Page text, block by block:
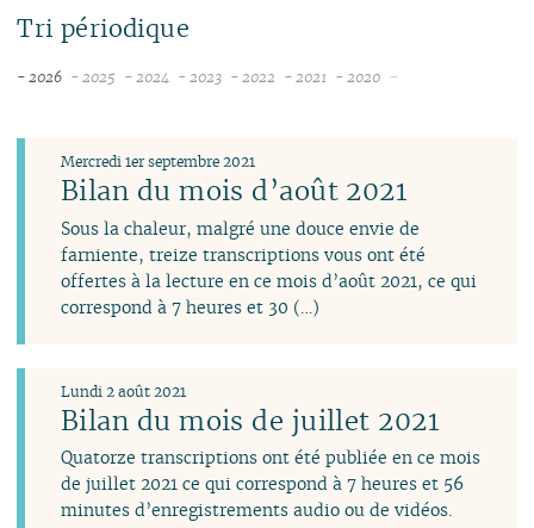
Tri périodique
- 2026
juin
mai
mars
février
- 2025
octobre
septembre
juillet
juin
mai
février
janvier
- 2024
octobre
septembre
juillet
juin
mai
janvier
- 2023
octobre
septembre
juillet
juin
- 2022
septembre
juillet
juin
mai
avril
janvier
- 2021
août
juin
avril
- 2020 -
Bilan du mois d’août 2021
Mercredi 1er septembre 2021
Sous la chaleur, malgré une douce envie de
farniente, treize transcriptions vous ont été
offertes à la lecture en ce mois d’août 2021, ce qui
correspond à 7 heures et 30 (…)
Bilan du mois de juillet 2021
Lundi 2 août 2021
Quatorze transcriptions ont été publiée en ce mois
de juillet 2021 ce qui correspond à 7 heures et 56
minutes d’enregistrements audio ou de vidéos.